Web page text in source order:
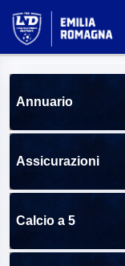
Annuario
Assicurazioni
Calcio a 5